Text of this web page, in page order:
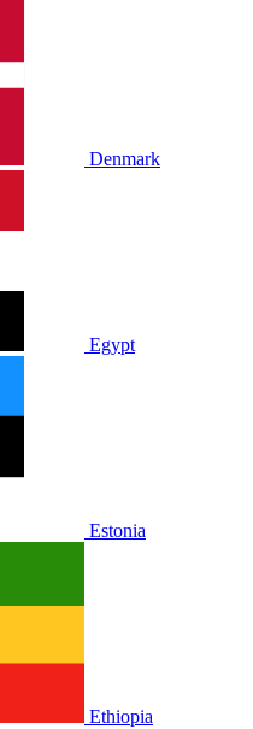
Denmark
Egypt
Estonia
Ethiopia